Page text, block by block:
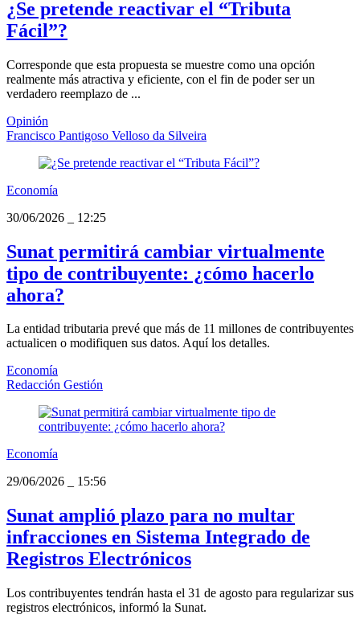
¿Se pretende reactivar el “Tributa
Fácil”?
Corresponde que esta propuesta se muestre como una opción
realmente más atractiva y eficiente, con el fin de poder ser un
verdadero reemplazo de ...
Opinión
Francisco Pantigoso Velloso da Silveira
Economía
30/06/2026
12:25
Sunat permitirá cambiar virtualmente
tipo de contribuyente: ¿cómo hacerlo
ahora?
La entidad tributaria prevé que más de 11 millones de contribuyentes
actualicen o modifiquen sus datos. Aquí los detalles.
Economía
Redacción Gestión
Economía
29/06/2026
15:56
Sunat amplió plazo para no multar
infracciones en Sistema Integrado de
Registros Electrónicos
Los contribuyentes tendrán hasta el 31 de agosto para regularizar sus
registros electrónicos, informó la Sunat.